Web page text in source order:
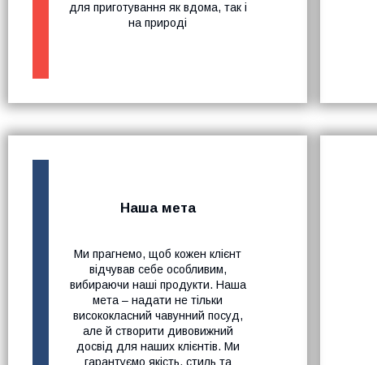
для приготування як вдома, так і
на природі
Наша мета
Ми прагнемо, щоб кожен клієнт
відчував себе особливим,
вибираючи наші продукти. Наша
мета – надати не тільки
висококласний чавунний посуд,
але й створити дивовижний
досвід для наших клієнтів. Ми
гарантуємо якість, стиль та